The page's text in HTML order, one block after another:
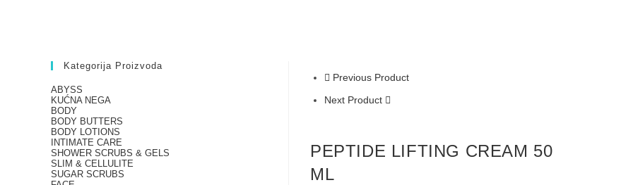
Previous Product
Next Product
PEPTIDE LIFTING CREAM 50
ML
Kategorija Proizvoda
ABYSS
KUĆNA NEGA
BODY
BODY BUTTERS
BODY LOTIONS
INTIMATE CARE
SHOWER SCRUBS & GELS
SLIM & CELLULITE
SUGAR SCRUBS